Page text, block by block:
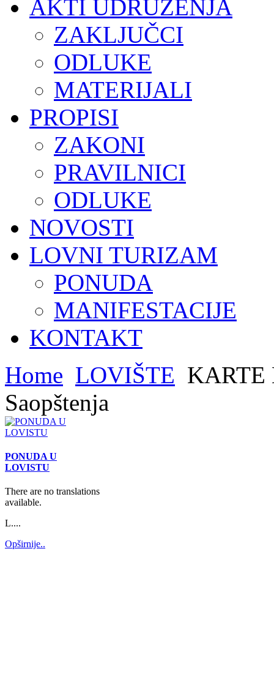
AKTI UDRUŽENJA
ZAKLJUČCI
ODLUKE
MATERIJALI
PROPISI
ZAKONI
PRAVILNICI
ODLUKE
NOVOSTI
LOVNI TURIZAM
PONUDA
MANIFESTACIJE
KONTAKT
Home LOVIŠTE KARTE
Saopštenja
PONUDA U
LOVISTU
There are no translations
available.
L....
Opširnije..